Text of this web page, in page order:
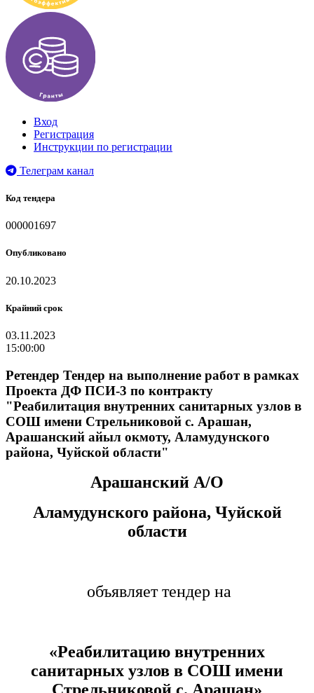
Вход
Регистрация
Инструкции по регистрации
Телеграм канал
Код тендера
000001697
Опубликовано
20.10.2023
Крайний срок
03.11.2023
15:00:00
Ретендер Тендер на выполнение работ в рамках
Проекта ДФ ПСИ-3 по контракту
"Реабилитация внутренних санитарных узлов в
СОШ имени Стрельниковой с. Арашан,
Арашанский айыл окмоту, Аламудунского
района, Чуйской области"
Арашанский А/О
Аламудунского района, Чуйской
области
объявляет тендер на
«Реабилитацию внутренних
санитарных узлов в СОШ имени